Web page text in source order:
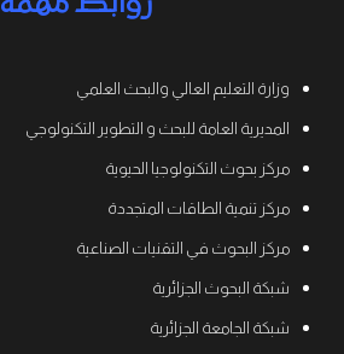
وزارة التعليم العالي والبحث العلمي
المديرية العامة للبحث و التطوير التكنولوجي
مركز بحوث التكنولوجيا الحيوية
مركز تنمية الطاقات المتجددة
مركز البحوث في التقنيات الصناعية
شبكة البحوث الجزائرية
شبكة الجامعة الجزائرية